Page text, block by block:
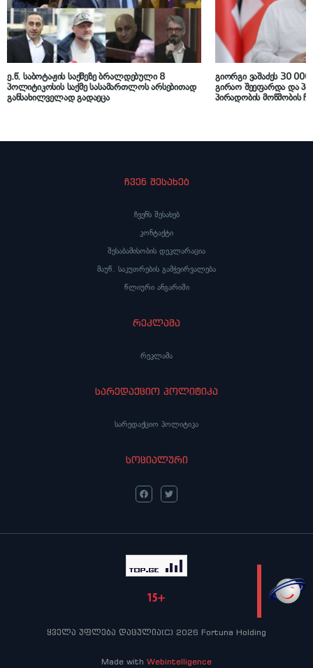
LIVE
ე.წ. საბოტაჟის საქმეზე ბრალდებული 8
პოლიტიკოსის საქმე სასამართლოს არსებითად
განსახილველად გადაეცა
გიორგი ვაშაძეს 30
გირაო შეეფარდა და
პირადობის მოწმობის
ჩვენ შესახებ
ჩვენს შესახებ
კონტაქტი
შესაბამისობის დეკლარაცია
მაუწ. საკუთრების გამჭვირვალება
წლიური ანგარიში
რეკლამა
რეკლამა
სარედაქციო პოლიტიკა
სარედაქციო პოლიტიკა
სოციალური
ყველა უფლება დაცულია(C) 2026 Fortuna Holding
Made with Webintelligence